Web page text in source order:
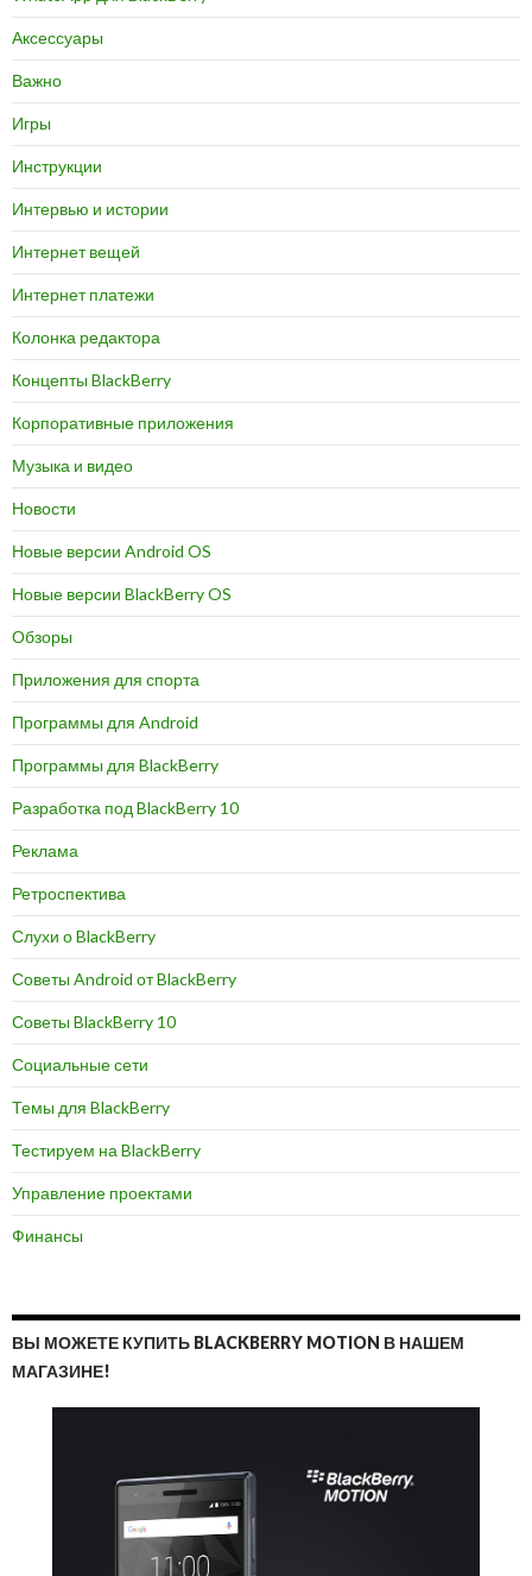
Аксессуары
Важно
Игры
Инструкции
Интервью и истории
Интернет вещей
Интернет платежи
Колонка редактора
Концепты BlackBerry
Корпоративные приложения
Музыка и видео
Новости
Новые версии Android OS
Новые версии BlackBerry OS
Обзоры
Приложения для спорта
Программы для Android
Программы для BlackBerry
Разработка под BlackBerry 10
Реклама
Ретроспектива
Слухи о BlackBerry
Советы Android от BlackBerry
Советы BlackBerry 10
Социальные сети
Темы для BlackBerry
Тестируем на BlackBerry
Управление проектами
Финансы
ВЫ МОЖЕТЕ КУПИТЬ BLACKBERRY MOTION В НАШЕМ
МАГАЗИНЕ!